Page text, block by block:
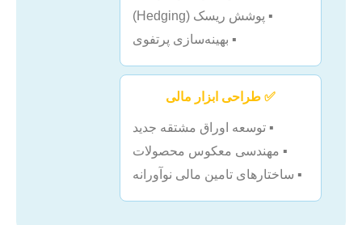
▪️ پوشش ریسک (Hedging)
▪️ بهینه‌سازی پرتفوی
✅ طراحی ابزار مالی
▪️ توسعه اوراق مشتقه جدید
▪️ مهندسی معکوس محصولات
▪️ ساختارهای تامین مالی نوآورانه